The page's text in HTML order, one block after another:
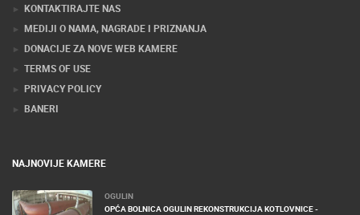
KONTAKTIRAJTE NAS
MEDIJI O NAMA, NAGRADE I PRIZNANJA
DONACIJE ZA NOVE WEB KAMERE
TERMS OF USE
PRIVACY POLICY
BANERI
NAJNOVIJE KAMERE
OGULIN
OPĆA BOLNICA OGULIN REKONSTRUKCIJA KOTLOVNICE -